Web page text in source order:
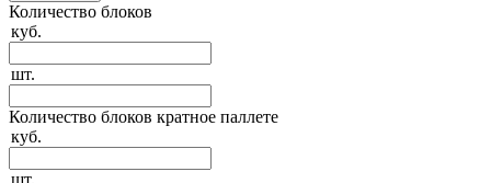
Количество блоков
куб.
шт.
Количество блоков кратное паллете
куб.
шт.